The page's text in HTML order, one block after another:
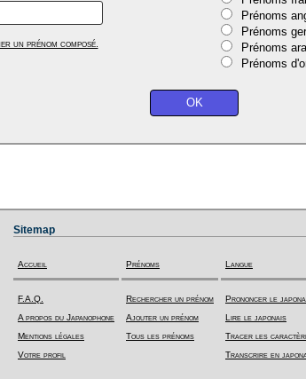
un prénom composé.
Prénoms
Prénoms
Prénoms
Prénoms
Sitemap
Accueil
F.A.Q.
A propos du Japanophone
Mentions légales
Votre profil
Prénoms
Rechercher un prénom
Ajouter un prénom
Tous les prénoms
Langue
Prononcer le
Lire le japonais
Tracer les
Transcrire en